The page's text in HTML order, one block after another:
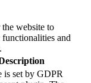
the website to
and
is set by GDPR